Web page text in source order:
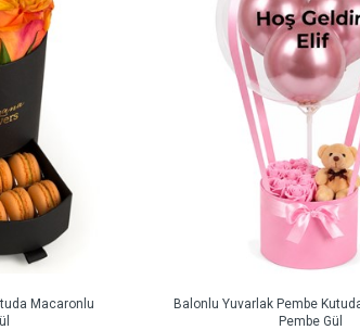
Macaronlu
Balonlu Yuvarlak Pembe Kutuda
Pembe Gül